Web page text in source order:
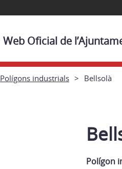
Web Oficial de
Polígons industrials Bellsolà
Polígon